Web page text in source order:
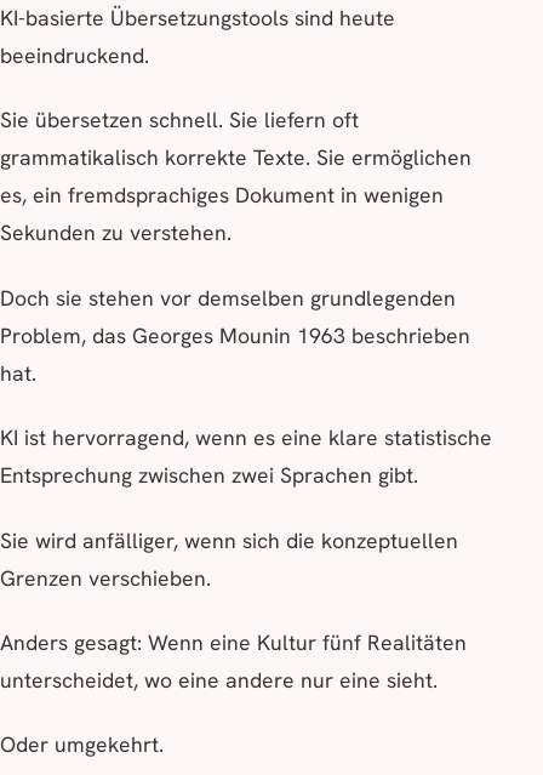
KI-basierte Übersetzungstools sind heute
beeindruckend.
Sie übersetzen schnell. Sie liefern oft
grammatikalisch korrekte Texte. Sie ermöglichen
es, ein fremdsprachiges Dokument in wenigen
Sekunden zu verstehen.
Doch sie stehen vor demselben grundlegenden
Problem, das Georges Mounin 1963 beschrieben
hat.
KI ist hervorragend, wenn es eine klare statistische
Entsprechung zwischen zwei Sprachen gibt.
Sie wird anfälliger, wenn sich die konzeptuellen
Grenzen verschieben.
Anders gesagt: Wenn eine Kultur fünf Realitäten
unterscheidet, wo eine andere nur eine sieht.
Oder umgekehrt.